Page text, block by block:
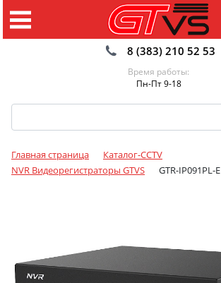
8 (383) 210 52 53
Время работы:
Пн-Пт 9-18
Главная страница
Каталог-CCTV
NVR Видеорегистраторы GTVS
GTR-IP091PL-E